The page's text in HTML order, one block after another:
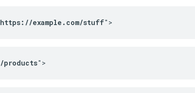
https://example.com/stuff">
/products">